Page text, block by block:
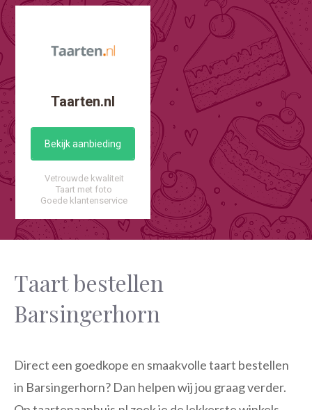
Taarten.nl
Bekijk aanbieding
Vetrouwde kwaliteit
Taart met foto
Goede klantenservice
Taart bestellen
Barsingerhorn
Direct een goedkope en smaakvolle taart bestellen
in Barsingerhorn? Dan helpen wij jou graag verder.